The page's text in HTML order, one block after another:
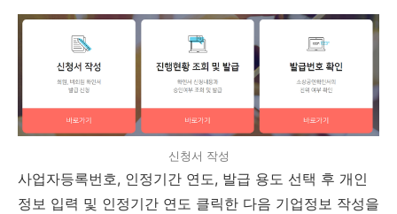
신청서 작성
사업자등록번호, 인정기간 연도, 발급 용도 선택 후 개인
정보 입력 및 인정기간 연도 클릭한 다음 기업정보 작성을